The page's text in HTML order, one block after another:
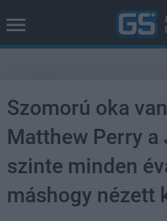
Szomorú oka
Matthew Perry a
szinte minden
máshogy nézett